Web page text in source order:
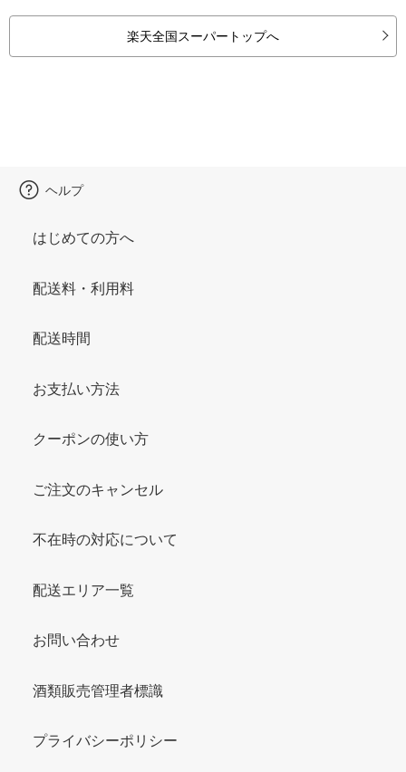
楽天全国スーパートップへ
ヘルプ
はじめての方へ
配送料・利用料
配送時間
お支払い方法
クーポンの使い方
ご注文のキャンセル
不在時の対応について
配送エリア一覧
お問い合わせ
酒類販売管理者標識
プライバシーポリシー